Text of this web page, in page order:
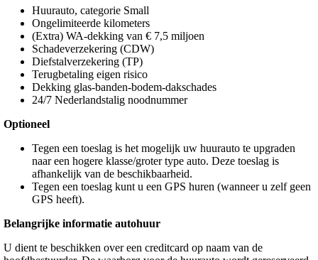
Huurauto, categorie Small
Ongelimiteerde kilometers
(Extra) WA-dekking van € 7,5 miljoen
Schadeverzekering (CDW)
Diefstalverzekering (TP)
Terugbetaling eigen risico
Dekking glas-banden-bodem-dakschades
24/7 Nederlandstalig noodnummer
Optioneel
Tegen een toeslag is het mogelijk uw huurauto te upgraden
naar een hogere klasse/groter type auto. Deze toeslag is
afhankelijk van de beschikbaarheid.
Tegen een toeslag kunt u een GPS huren (wanneer u zelf geen
GPS heeft).
Belangrijke informatie autohuur
U dient te beschikken over een creditcard op naam van de